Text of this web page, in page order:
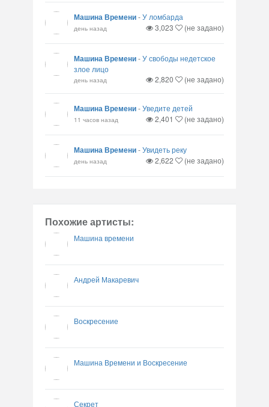
Машина Времени-У ломбарда
день назад 3,023 (не задано)
Машина Времени-У свободы недетское
злое лицо
день назад 2,820 (не задано)
Машина Времени-Уведите детей
11 часов назад 2,401 (не задано)
Машина Времени-Увидеть реку
день назад 2,622 (не задано)
Похожие артисты:
Машина времени
Андрей Макаревич
Воскресение
Машина Времени и Воскресение
Секрет